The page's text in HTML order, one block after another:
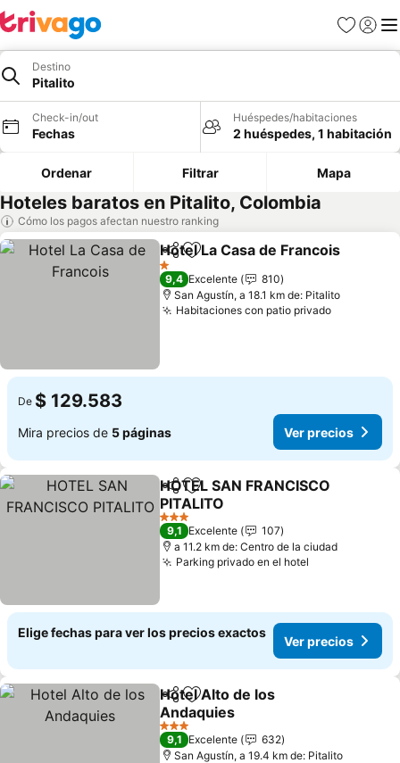
Favoritos
Iniciar
Destino
Pitalito
Check-in/out
Fechas
Huéspedes/habitaciones
2 huéspedes, 1 habitación
Ordenar Filtrar Mapa
Hoteles baratos en Pitalito, Colombia
Cómo los pagos afectan nuestro ranking
CompartirAgregar a favoritos
Hotel La Casa de Francois
1 Estrellas
9,4 Excelente
810
San Agustín, a 18.1 km de: Pitalito
Habitaciones con patio privado
De $ 129.583
Mira precios de 5 páginas Ver precios
CompartirAgregar a favoritos
HOTEL SAN FRANCISCO
PITALITO
3 Estrellas
9,1 Excelente
107
a 11.2 km de: Centro de la ciudad
Parking privado en el hotel
Elige fechas para ver los precios exactos
Ver precios
CompartirAgregar a favoritos
Hotel Alto de los
Andaquies
3 Estrellas
9,1 Excelente
632
San Agustín, a 19.4 km de: Pitalito